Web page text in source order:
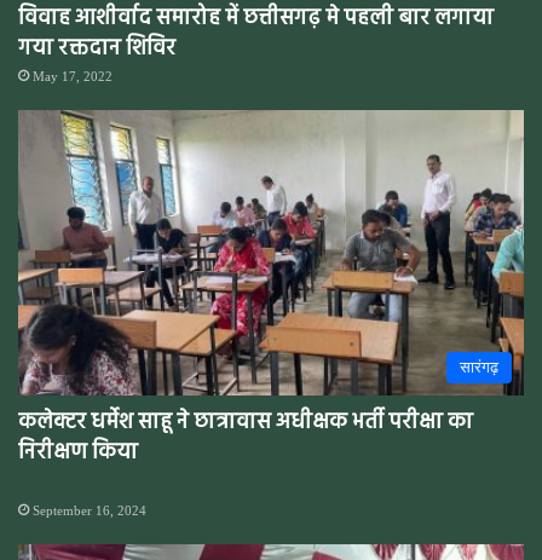
विवाह आशीर्वाद समारोह में छत्तीसगढ़ मे पहली बार लगाया
गया रक्तदान शिविर
May 17, 2022
सारंगढ़
कलेक्टर धर्मेश साहू ने छात्रावास अधीक्षक भर्ती परीक्षा का
निरीक्षण किया
September 16, 2024